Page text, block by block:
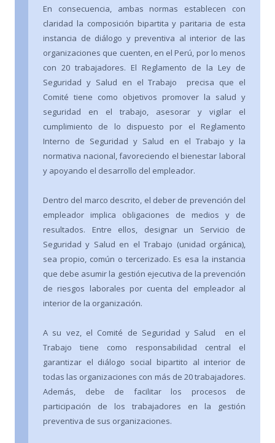
En consecuencia, ambas normas establecen con
claridad la composición bipartita y paritaria de esta
instancia de diálogo y preventiva al interior de las
organizaciones que cuenten, en el Perú, por lo menos
con 20 trabajadores. El Reglamento de la Ley de
Seguridad y Salud en el Trabajo precisa que el
Comité tiene como objetivos promover la salud y
seguridad en el trabajo, asesorar y vigilar el
cumplimiento de lo dispuesto por el Reglamento
Interno de Seguridad y Salud en el Trabajo y la
normativa nacional, favoreciendo el bienestar laboral
y apoyando el desarrollo del empleador.
Dentro del marco descrito, el deber de prevención del
empleador implica obligaciones de medios y de
resultados. Entre ellos, designar un Servicio de
Seguridad y Salud en el Trabajo (unidad orgánica),
sea propio, común o tercerizado. Es esa la instancia
que debe asumir la gestión ejecutiva de la prevención
de riesgos laborales por cuenta del empleador al
interior de la organización.
A su vez, el Comité de Seguridad y Salud en el
Trabajo tiene como responsabilidad central el
garantizar el diálogo social bipartito al interior de
todas las organizaciones con más de 20 trabajadores.
Además, debe de facilitar los procesos de
participación de los trabajadores en la gestión
preventiva de sus organizaciones.